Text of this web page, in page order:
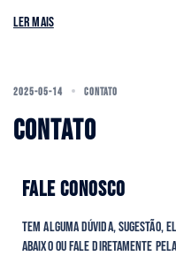
Ler mais
2025-05-14 CONTATO
CONTATO
FALE CONOSCO
Tem alguma dúvida, sugestão,
abaixo ou fale diretamente